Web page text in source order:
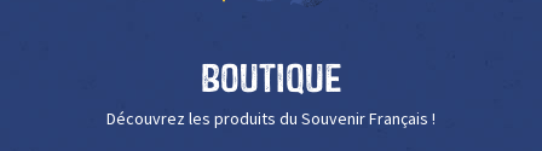
Boutique
Découvrez les produits du Souvenir Français !